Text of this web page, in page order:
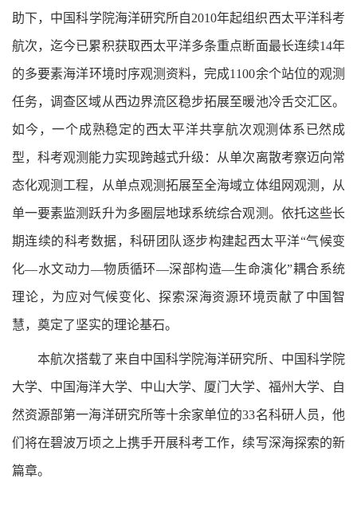
助下，中国科学院海洋研究所自2010年起组织西太平洋科考
航次，迄今已累积获取西太平洋多条重点断面最长连续14年
的多要素海洋环境时序观测资料，完成1100余个站位的观测
任务，调查区域从西边界流区稳步拓展至暖池冷舌交汇区。
如今，一个成熟稳定的西太平洋共享航次观测体系已然成
型，科考观测能力实现跨越式升级：从单次离散考察迈向常
态化观测工程，从单点观测拓展至全海域立体组网观测，从
单一要素监测跃升为多圈层地球系统综合观测。依托这些长
期连续的科考数据，科研团队逐步构建起西太平洋“气候变
化—水文动力—物质循环—深部构造—生命演化”耦合系统
理论，为应对气候变化、探索深海资源环境贡献了中国智
慧，奠定了坚实的理论基石。
本航次搭载了来自中国科学院海洋研究所、中国科学院
大学、中国海洋大学、中山大学、厦门大学、福州大学、自
然资源部第一海洋研究所等十余家单位的33名科研人员，他
们将在碧波万顷之上携手开展科考工作，续写深海探索的新
篇章。